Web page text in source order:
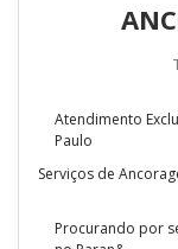
Atendimento
Paulo
Serviços de
Procurando por